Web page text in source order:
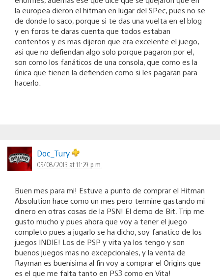
la europea dieron el hitman en lugar del SPec, pues no se
de donde lo saco, porque si te das una vuelta en el blog
y en foros te daras cuenta que todos estaban
contentos y es mas dijeron que era excelente el juego,
asi que no defiendan algo solo porque pagaron por el,
son como los fanáticos de una consola, que como es la
única que tienen la defienden como si les pagaran para
hacerlo.
Doc_Tury
05/08/2013 at 11:29 p.m.
Buen mes para mi! Estuve a punto de comprar el Hitman
Absolution hace como un mes pero termine gastando mi
dinero en otras cosas de la PSN! El demo de Bit. Trip me
gusto mucho y pues ahora que voy a tener el juego
completo pues a jugarlo se ha dicho, soy fanatico de los
juegos INDIE! Los de PSP y vita ya los tengo y son
buenos juegos mas no excepcionales, y la venta de
Rayman es buenisima al fin voy a comprar el Origins que
es el que me falta tanto en PS3 como en Vita!